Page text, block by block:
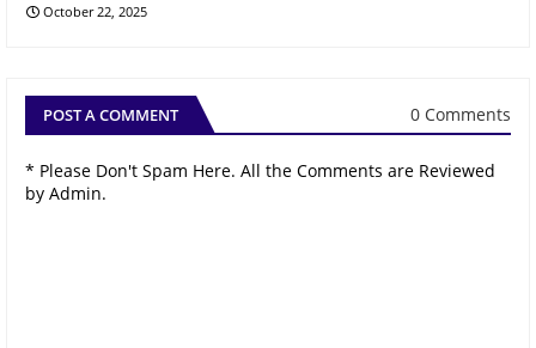
October 22, 2025
POST A COMMENT 0 Comments
* Please Don't Spam Here. All the Comments are Reviewed
by Admin.